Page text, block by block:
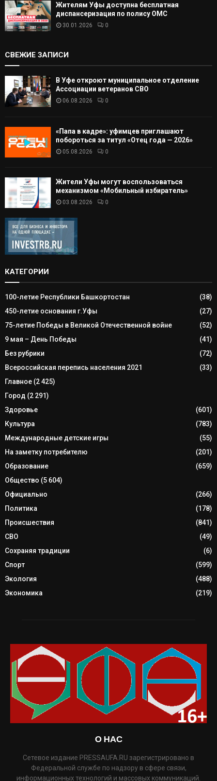
Жителям Уфы доступна бесплатная
диспансеризация по полису ОМС
30.01.2026 0
СВЕЖИЕ ЗАПИСИ
В Уфе откроют муниципальное отделение
Ассоциации ветеранов СВО
06.08.2026 0
«Папа в кадре»: уфимцев приглашают
побороться за титул «Отец года — 2026»
05.08.2026 0
Жители Уфы могут воспользоваться
механизмом «Мобильный избиратель»
03.08.2026 0
КАТЕГОРИИ
100-летие Республики Башкортостан
(38)
450-летие основания г.Уфы
(27)
75-летие Победы в Великой Отечественной войне
(52)
9 мая – День Победы
(41)
Без рубрики
(72)
Всероссийская перепись населения 2021
(33)
Главное (2 425)
Город (2 291)
Здоровье
(601)
Культура
(783)
Международные детские игры
(55)
На заметку потребителю
(201)
Образование
(659)
Общество (5 604)
Официально
(266)
Политика
(178)
Происшествия
(841)
СВО
(49)
Сохраняя традиции
(6)
Спорт
(599)
Экология
(488)
Экономика
(219)
О НАС
Сетевое издание PRESSAUFA.RU зарегистрировано в
Федеральной службе по надзору в сфере связи,
информационных технологий и массовых коммуникаций.